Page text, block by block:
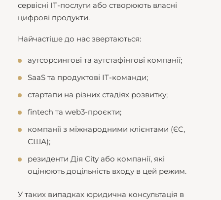
сервісні IT-послуги або створюють власні
цифрові продукти.
Найчастіше до нас звертаються:
аутсорсингові та аутстафінгові компанії;
SaaS та продуктові IT-команди;
стартапи на різних стадіях розвитку;
fintech та web3-проєкти;
компанії з міжнародними клієнтами (ЄС,
США);
резиденти Дія City або компанії, які
оцінюють доцільність входу в цей режим.
У таких випадках юридична консультація в